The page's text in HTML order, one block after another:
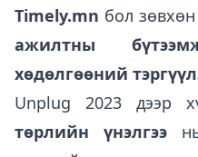
Timely.mn бол
ажилтны
хөдөлгөөний
Unplug 2023 дээр
төрлийн үнэлгээ